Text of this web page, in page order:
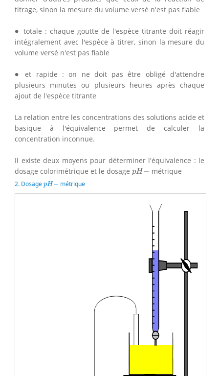
titrage, sinon la mesure du volume versé n'est pas fiable
∙
∙
totale : chaque goutte de l'espèce titrante doit réagir
intégralement avec l'espèce à titrer, sinon la mesure du
volume versé n'est pas fiable
∙
∙
et rapide : on ne doit pas être obligé d'attendre
plusieurs minutes ou plusieurs heures après chaque
ajout de l'espèce titrante
La relation entre les concentrations des solutions acide et
basique à l'équivalence permet de calculer la
concentration inconnue.
Il existe deux moyens pour déterminer l'équivalence : le
dosage colorimétrique et le dosage pH−
pH métrique
2. Dosage pH−
pH métrique